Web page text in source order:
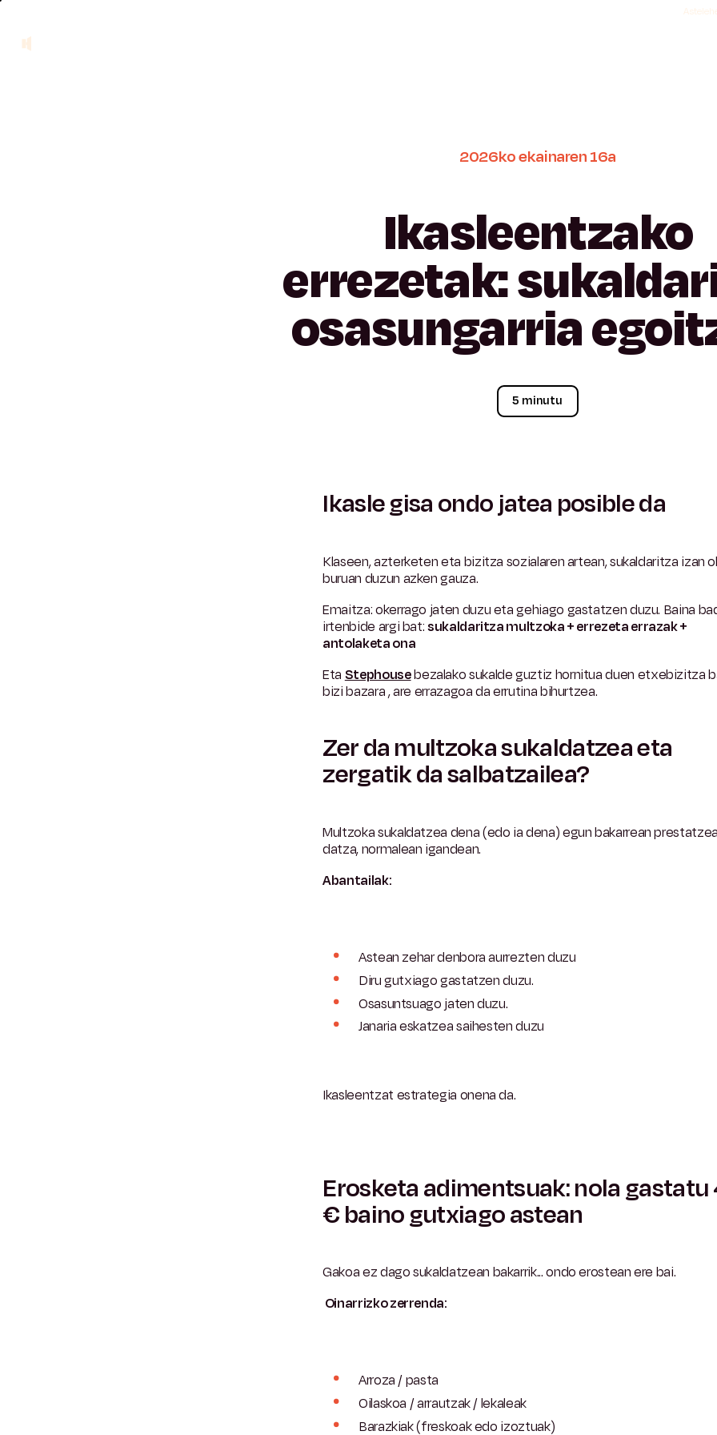
2026koekainaren16a
Ikasleentzako
errezetak:
osasungarria
5 minutu
Ikasle gisa ondo jatea posible da
Klaseen, azterketen eta bizitza sozialaren artean, sukaldaritza izan
buruan duzun azken gauza.
Emaitza: okerrago jaten duzu eta gehiago gastatzen duzu. Baina
irtenbide argi bat:sukaldaritza multzoka + errezeta errazak +
antolaketa ona
Eta Stephousebezalako sukalde guztiz hornitua duen etxebizitza
bizi bazara, are errazagoa da errutina bihurtzea.
Zer da multzoka sukaldatzea eta
zergatik da salbatzailea?
Multzoka sukaldatzea dena (edo ia dena) egun bakarrean
datza, normalean igandean.
Abantailak:
Astean zehar denbora aurrezten duzu
Diru gutxiago gastatzen duzu.
Osasuntsuago jaten duzu.
Janaria eskatzea saihesten duzu
Ikasleentzat estrategia onena da.
Erosketa adimentsuak: nola gastatu
€ baino gutxiago astean
Gakoa ez dago sukaldatzean bakarrik... ondo erostean ere bai.
Oinarrizko zerrenda:
Arroza / pasta
Oilaskoa / arrautzak / lekaleak
Barazkiak (freskoak edo izoztuak)